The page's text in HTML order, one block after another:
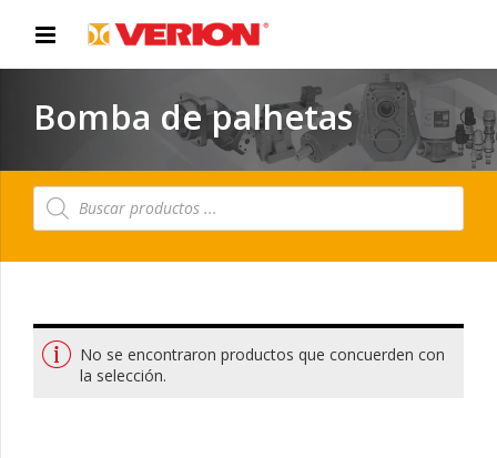
Bomba de palhetas
Búsqueda
de
No se encontraron productos que concuerden con
la selección.